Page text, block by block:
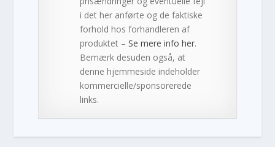
i det her anførte og de faktiske
forhold hos forhandleren af
produktet –Se mere info her.
Bemærk desuden også, at
denne hjemmeside indeholder
kommercielle/sponsorerede
links.